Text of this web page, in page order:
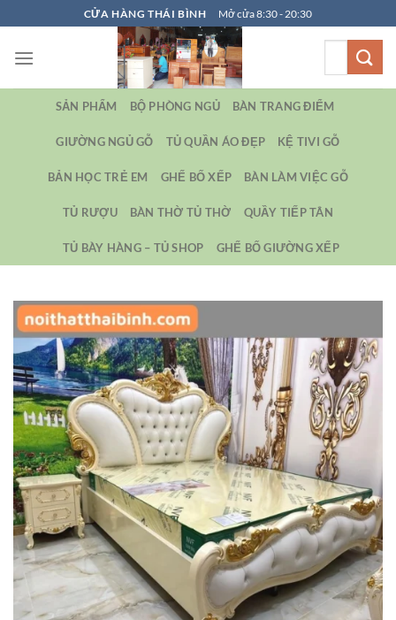
qua
nội
CỬA HÀNG THÁI BÌNH Mở cửa 8:30 - 20:30
SẢN PHẨM BỘ PHÒNG NGỦ BÀN TRANG ĐIỂM
GIƯỜNG NGỦ GỖ TỦ QUẦN ÁO ĐẸP KỆ TIVI GỖ
BẢN HỌC TRẺ EM GHẾ BỐ XẾP BÀN LÀM VIỆC GỖ
TỦ RƯỢU BÀN THỜ TỦ THỜ QUẦY TIẾP TÂN
TỦ BÀY HÀNG – TỦ SHOP GHẾ BỐ GIƯỜNG XẾP